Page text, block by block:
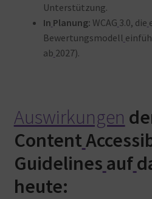
Unterstützung.
In Planung: WCAG 3.0, die
Bewertungsmodell
ab 2027).
Auswirkungen
Content
Guidelines auf
heute: